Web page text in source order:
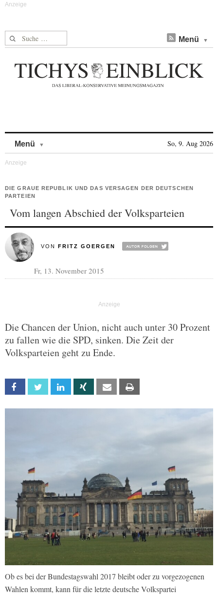
Suche nach: Menü
Menü So, 9. Aug 2026
DIE GRAUE REPUBLIK UND DAS VERSAGEN DER DEUTSCHEN
PARTEIEN
Vom langen Abschied der Volksparteien
VON FRITZ GOERGEN
Fr, 13. November 2015
Die Chancen der Union, nicht auch unter 30 Prozent
zu fallen wie die SPD, sinken. Die Zeit der
Volksparteien geht zu Ende.
Facebook Twitter Linkedin Xing Email
Ob es bei der Bundestagswahl 2017 bleibt oder zu vorgezogenen
Wahlen kommt, kann für die letzte deutsche Volkspartei